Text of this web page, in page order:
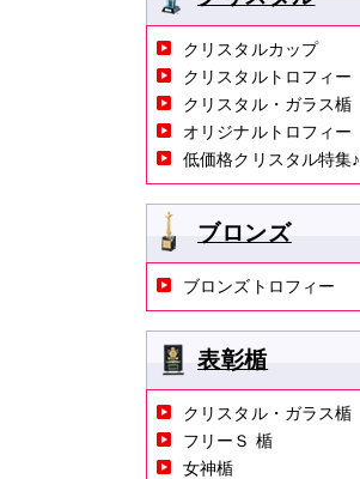
クリスタルカップ
クリスタルトロフィー
クリスタル・ガラス楯
オリジナルトロフィー
低価格クリスタル特集♪
ブロンズ
ブロンズトロフィー
表彰楯
クリスタル・ガラス楯
フリーＳ 楯
女神楯